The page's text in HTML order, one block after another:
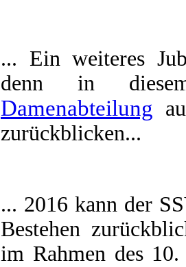
... Ein weiteres
denn in
Damenabteilung
zurückblicken...
... 2016 kann der
Bestehen
im Rahmen des 10.